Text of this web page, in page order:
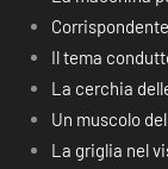
Il tema
La cerchia
Un muscolo
La griglia nel